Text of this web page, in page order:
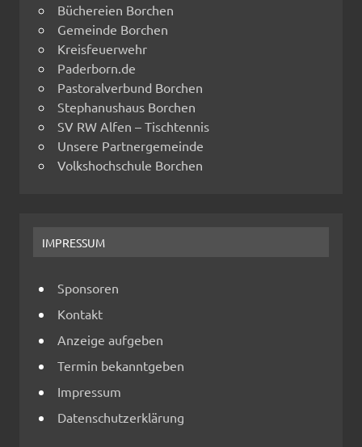
Büchereien Borchen
Gemeinde Borchen
Kreisfeuerwehr
Paderborn.de
Pastoralverbund Borchen
Stephanushaus Borchen
SV RW Alfen – Tischtennis
Unsere Partnergemeinde
Volkshochschule Borchen
IMPRESSUM
Sponsoren
Kontakt
Anzeige aufgeben
Termin bekanntgeben
Impressum
Datenschutzerklärung